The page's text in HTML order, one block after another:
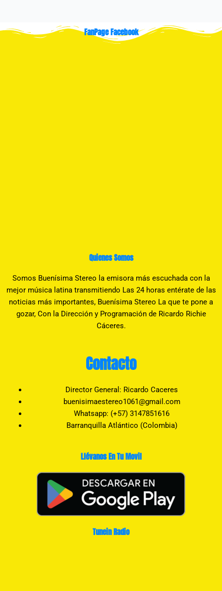
FanPage Facebook
Quienes Somos
Somos Buenísima Stereo la emisora más escuchada con la
mejor música latina transmitiendo Las 24 horas entérate de las
noticias más importantes, Buenísima Stereo La que te pone a
gozar, Con la Dirección y Programación de Ricardo Richie
Cáceres.
Contacto
Director General: Ricardo Caceres
buenisimaestereo1061@gmail.com
Whatsapp: (+57) 3147851616
Barranquilla Atlántico (Colombia)
Llévanos En Tu Movil
Tunein Radio